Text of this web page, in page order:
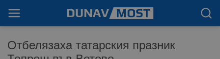
Отбелязаха татарския празник